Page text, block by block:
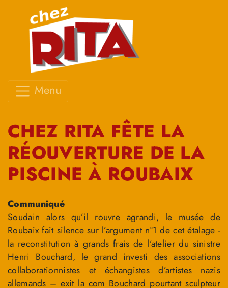
Menu
CHEZ RITA FÊTE LA
RÉOUVERTURE DE LA
PISCINE À ROUBAIX
Communiqué
Soudain alors qu’il rouvre agrandi, le musée de
Roubaix fait silence sur l’argument n°1 de cet étalage -
la reconstitution à grands frais de l’atelier du sinistre
Henri Bouchard, le grand investi des associations
collaborationnistes et échangistes d’artistes nazis
allemands – exit la com Bouchard pourtant sculpteur